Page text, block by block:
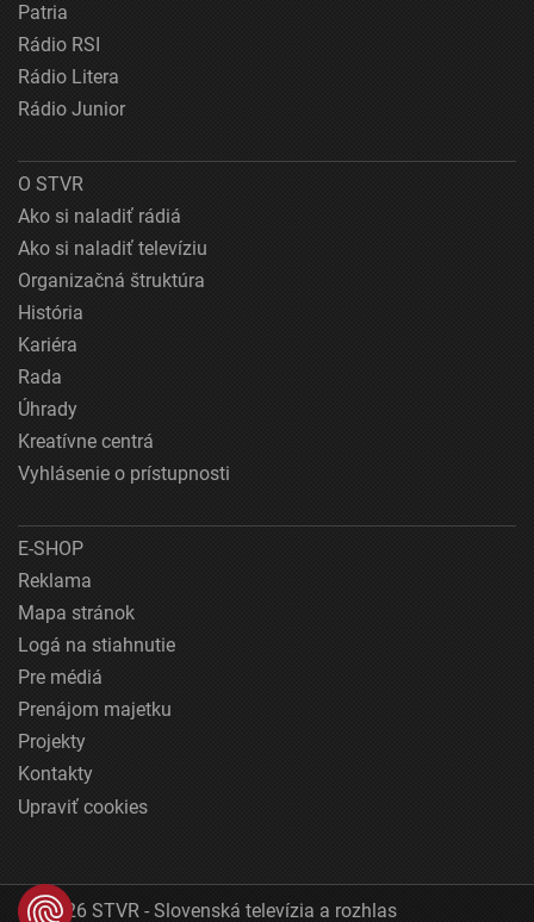
Patria
Rádio RSI
Rádio Litera
Rádio Junior
O STVR
Ako si naladiť rádiá
Ako si naladiť televíziu
Organizačná štruktúra
História
Kariéra
Rada
Úhrady
Kreatívne centrá
Vyhlásenie o prístupnosti
E-SHOP
Reklama
Mapa stránok
Logá na stiahnutie
Pre médiá
Prenájom majetku
Projekty
Kontakty
Upraviť cookies
© 2026 STVR - Slovenská televízia a rozhlas